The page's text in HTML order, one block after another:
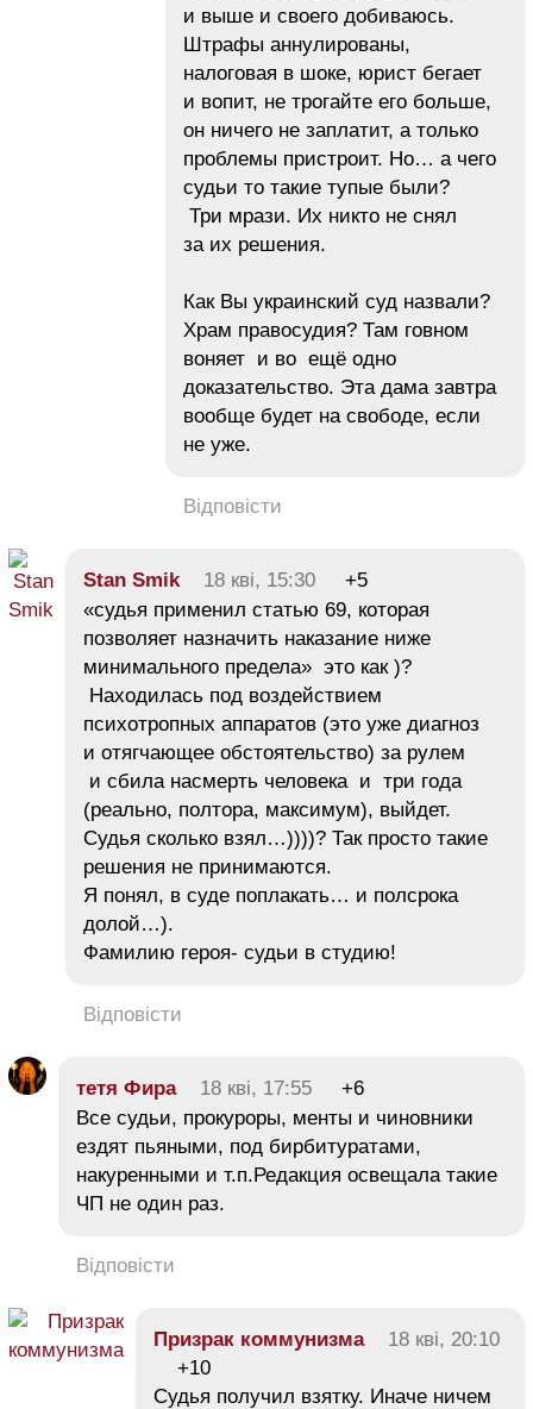
и выше и своего добиваюсь.
Штрафы аннулированы,
налоговая в шоке, юрист бегает
и вопит, не трогайте его больше,
он ничего не заплатит, а только
проблемы пристроит. Но… а чего
судьи то такие тупые были?
Три мрази. Их никто не снял
за их решения.
Как Вы украинский суд назвали?
Храм правосудия? Там говном
воняет и во ещё одно
доказательство. Эта дама завтра
вообще будет на свободе, если
не уже.
Відповісти
Stan Smik 18 кві, 15:30
+5
«судья применил статью 69, которая
позволяет назначить наказание ниже
минимального предела» это как )?
Находилась под воздействием
психотропных аппаратов (это уже диагноз
и отягчающее обстоятельство) за рулем
и сбила насмерть человека и три года
(реально, полтора, максимум), выйдет.
Судья сколько взял…))))? Так просто такие
решения не принимаются.
Я понял, в суде поплакать… и полсрока
долой…).
Фамилию героя- судьи в студию!
Відповісти
тетя Фира 18 кві, 17:55
+6
Все судьи, прокуроры, менты и чиновники
ездят пьяными, под бирбитуратами,
накуренными и т.п.Редакция освещала такие
ЧП не один раз.
Відповісти
Призрак коммунизма
18 кві, 20:10
+10
Судья получил взятку. Иначе ничем